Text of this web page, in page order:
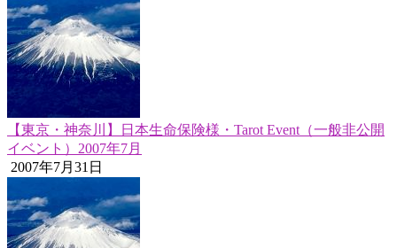
【東京・神奈川】日本生命保険様・Tarot Event（一般非公開
イベント）2007年7月
2007年7月31日